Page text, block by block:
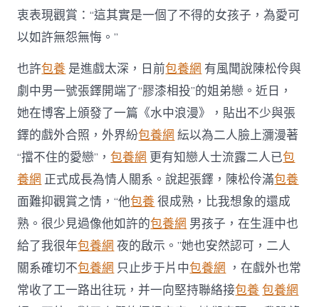
衷表現觀賞：“這其實是一個了不得的女孩子，為愛可
以如許無怨無悔。”
也許包養 是進戲太深，日前包養網 有風聞說陳松伶與
劇中男一號張鐸開端了“膠漆相投”的姐弟戀。近日，
她在博客上頒發了一篇《水中浪漫》，貼出不少與張
鐸的戲外合照，外界紛包養網 紜以為二人臉上瀰漫著
“擋不住的愛戀”，包養網 更有知戀人士流露二人已包
養網 正式成長為情人關系。說起張鐸，陳松伶滿包養
面難抑觀賞之情，“他包養 很成熟，比我想象的還成
熟。很少見過像他如許的包養網 男孩子，在生涯中也
給了我很年包養網 夜的啟示。”她也安然認可，二人
關系確切不包養網 只止步于片中包養網 ，在戲外也常
常收了工一路出往玩，并一向堅持聯絡接包養 包養網